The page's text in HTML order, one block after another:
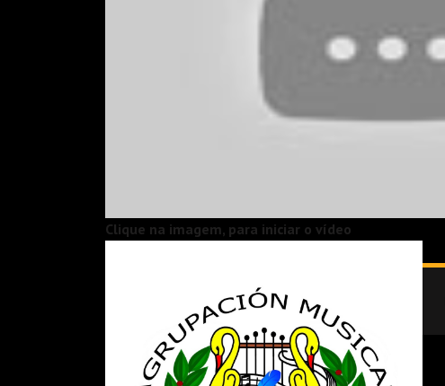
Clique na imagem, para iniciar o vídeo